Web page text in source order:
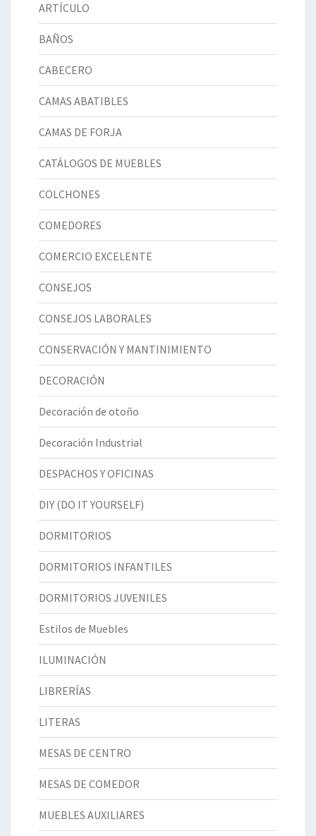
ARTÍCULO
BAÑOS
CABECERO
CAMAS ABATIBLES
CAMAS DE FORJA
CATÁLOGOS DE MUEBLES
COLCHONES
COMEDORES
COMERCIO EXCELENTE
CONSEJOS
CONSEJOS LABORALES
CONSERVACIÓN Y MANTINIMIENTO
DECORACIÓN
Decoración de otoño
Decoración Industrial
DESPACHOS Y OFICINAS
DIY (DO IT YOURSELF)
DORMITORIOS
DORMITORIOS INFANTILES
DORMITORIOS JUVENILES
Estilos de Muebles
ILUMINACIÓN
LIBRERÍAS
LITERAS
MESAS DE CENTRO
MESAS DE COMEDOR
MUEBLES AUXILIARES